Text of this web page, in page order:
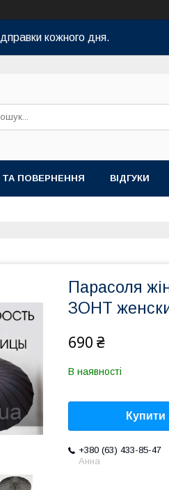
кожного дня.
ТА ПОВЕРНЕННЯ ВІДГУКИ
Парасоля
ЗОНТ
690 ₴
В наявності
Купити
+380 (63) 433-85-47
Анна